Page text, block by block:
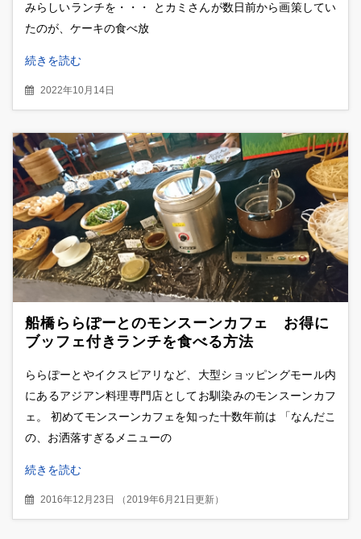
みらしいランチを・・・ とカミさんが数日前から画策してい
たのが、ケーキの食べ放
続きを読む
2022年10月14日
船橋ららぽーとのモンスーンカフェ お得に
ブッフェ付きランチを食べる方法
ららぽーとやイクスピアリなど、大型ショッピングモール内
にあるアジアン料理専門店としてお馴染みのモンスーンカフ
ェ。 初めてモンスーンカフェを知った十数年前は 「なんだこ
の、お洒落すぎるメニューの
続きを読む
2016年12月23日 （2019年6月21日更新）